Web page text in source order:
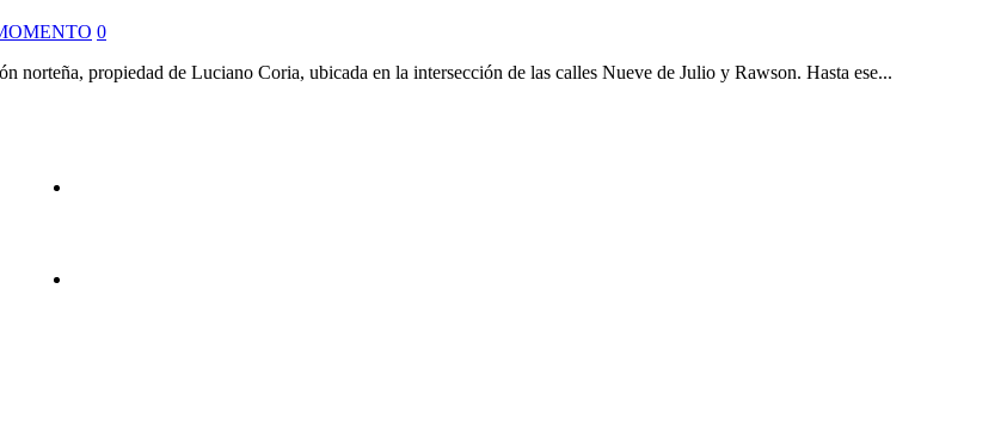
0
norteña, propiedad de Luciano Coria, ubicada en la intersección de las calles Nueve de Julio y Rawson. Hasta ese...